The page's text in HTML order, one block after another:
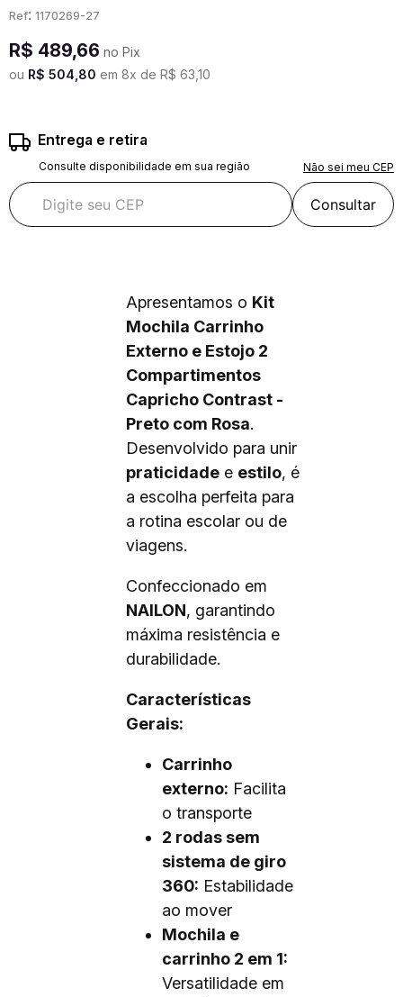
: 1170269-27
R$ 489,66 no Pix
ou R$ 504 80 em 8x de R$ 63 10
Entrega e retira
Consulte disponibilidade em sua região Não sei meu CEP
Consultar
Apresentamos o Kit
Mochila Carrinho
Externo e Estojo 2
Compartimentos
Capricho Contrast -
Preto com Rosa.
Desenvolvido para unir
praticidade e estilo, é
a escolha perfeita para
a rotina escolar ou de
viagens.
Confeccionado em
NAILON, garantindo
máxima resistência e
durabilidade.
Características
Gerais:
Carrinho
externo: Facilita
o transporte
2 rodas sem
sistema de giro
360: Estabilidade
ao mover
Mochila e
carrinho 2 em 1:
Versatilidade em